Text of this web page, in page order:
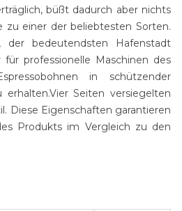
büßt dadurch aber nichts
zu einer der beliebtesten Sorten.
bedeutendsten Hafenstadt
professionelle Maschinen des
in schützender
erhalten.Vier Seiten versiegelten
Diese Eigenschaften garantieren
Produkts im Vergleich zu den